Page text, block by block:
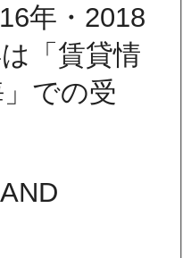
年・2018
「賃貸情
での受